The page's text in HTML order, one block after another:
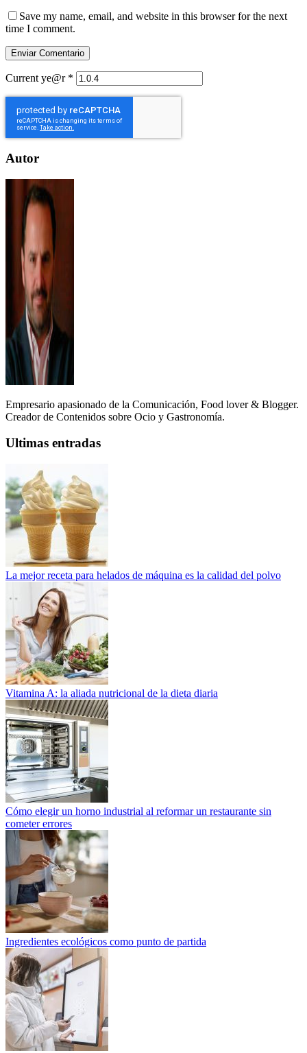
Save my name, email, and website in this browser for the next
time I comment.
Current ye@r *
Autor
Empresario apasionado de la Comunicación, Food lover & Blogger.
Creador de Contenidos sobre Ocio y Gastronomía.
Ultimas entradas
La mejor receta para helados de máquina es la calidad del polvo
Vitamina A: la aliada nutricional de la dieta diaria
Cómo elegir un horno industrial al reformar un restaurante sin
cometer errores
Ingredientes ecológicos como punto de partida